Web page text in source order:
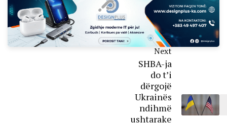
Next
SHBA-ja
do t’i
dërgojë
Ukrainës
ndihmë
ushtarake